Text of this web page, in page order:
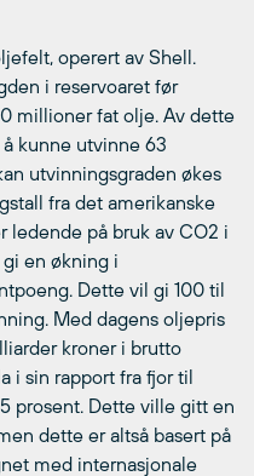
operert av Shell.
i reservoaret før
millioner fat olje. Av dette
kunne utvinne 63
utvinningsgraden økes
fra det amerikanske
ledende på bruk av CO2 i
en økning i
Dette vil gi 100 til
Med dagens oljepris
kroner i brutto
i sin rapport fra fjor til
prosent. Dette ville gitt en
dette er altså basert på
med internasjonale